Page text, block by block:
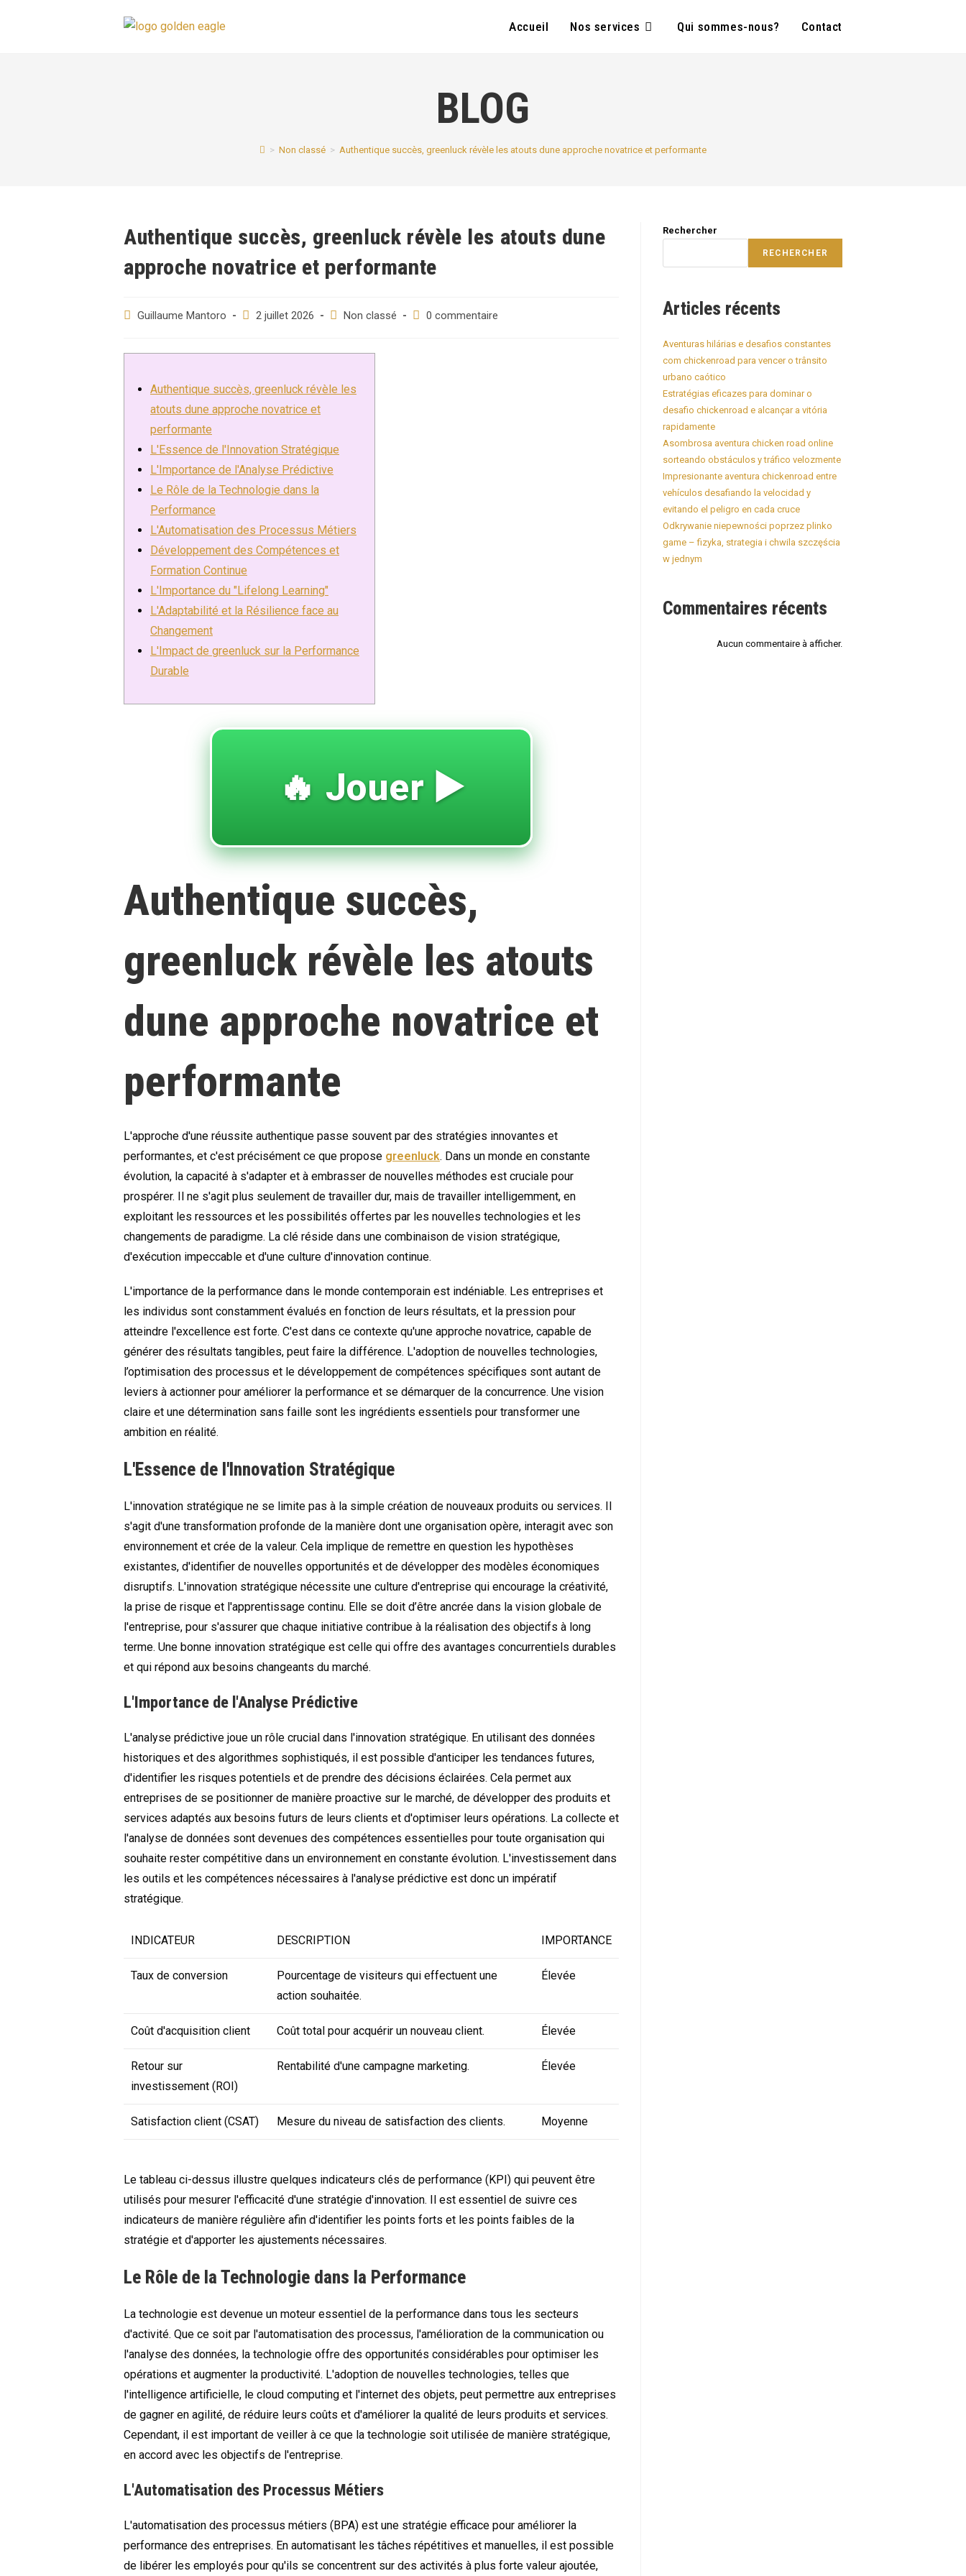
Accueil Nos services Qui sommes-nous? Contact
BLOG
> Non classé > Authentique succès, greenluck révèle les atouts dune approche novatrice et performante
Authentique succès, greenluck révèle les atouts dune
approche novatrice et performante
Auteur/autrice
Guillaume Mantoro
Post2 juillet 2026
PostNon classé
Post0 commentaire
Authentique succès, greenluck révèle les
atouts dune approche novatrice et
performante
L'Essence de l'Innovation Stratégique
L'Importance de l'Analyse Prédictive
Le Rôle de la Technologie dans la
Performance
L'Automatisation des Processus Métiers
Développement des Compétences et
Formation Continue
L'Importance du "Lifelong Learning"
L'Adaptabilité et la Résilience face au
Changement
L'Impact de greenluck sur la Performance
Durable
🔥 Jouer ▶️
Authentique succès,
greenluck révèle les atouts
dune approche novatrice et
performante
L'approche d'une réussite authentique passe souvent par des stratégies innovantes et
performantes, et c'est précisément ce que propose greenluck. Dans un monde en constante
évolution, la capacité à s'adapter et à embrasser de nouvelles méthodes est cruciale pour
prospérer. Il ne s'agit plus seulement de travailler dur, mais de travailler intelligemment, en
exploitant les ressources et les possibilités offertes par les nouvelles technologies et les
changements de paradigme. La clé réside dans une combinaison de vision stratégique,
d'exécution impeccable et d'une culture d'innovation continue.
L'importance de la performance dans le monde contemporain est indéniable. Les entreprises et
les individus sont constamment évalués en fonction de leurs résultats, et la pression pour
atteindre l'excellence est forte. C'est dans ce contexte qu'une approche novatrice, capable de
générer des résultats tangibles, peut faire la différence. L'adoption de nouvelles technologies,
l’optimisation des processus et le développement de compétences spécifiques sont autant de
leviers à actionner pour améliorer la performance et se démarquer de la concurrence. Une vision
claire et une détermination sans faille sont les ingrédients essentiels pour transformer une
ambition en réalité.
L'Essence de l'Innovation Stratégique
L'innovation stratégique ne se limite pas à la simple création de nouveaux produits ou services. Il
s'agit d'une transformation profonde de la manière dont une organisation opère, interagit avec son
environnement et crée de la valeur. Cela implique de remettre en question les hypothèses
existantes, d'identifier de nouvelles opportunités et de développer des modèles économiques
disruptifs. L'innovation stratégique nécessite une culture d'entreprise qui encourage la créativité,
la prise de risque et l'apprentissage continu. Elle se doit d’être ancrée dans la vision globale de
l'entreprise, pour s'assurer que chaque initiative contribue à la réalisation des objectifs à long
terme. Une bonne innovation stratégique est celle qui offre des avantages concurrentiels durables
et qui répond aux besoins changeants du marché.
L'Importance de l'Analyse Prédictive
L'analyse prédictive joue un rôle crucial dans l'innovation stratégique. En utilisant des données
historiques et des algorithmes sophistiqués, il est possible d'anticiper les tendances futures,
d'identifier les risques potentiels et de prendre des décisions éclairées. Cela permet aux
entreprises de se positionner de manière proactive sur le marché, de développer des produits et
services adaptés aux besoins futurs de leurs clients et d'optimiser leurs opérations. La collecte et
l'analyse de données sont devenues des compétences essentielles pour toute organisation qui
souhaite rester compétitive dans un environnement en constante évolution. L'investissement dans
les outils et les compétences nécessaires à l'analyse prédictive est donc un impératif
stratégique.
INDICATEUR DESCRIPTION IMPORTANCE
Taux de conversion
Pourcentage de visiteurs qui effectuent une
action souhaitée.
Élevée
Coût d'acquisition client Coût total pour acquérir un nouveau client. Élevée
Retour sur
investissement (ROI)
Rentabilité d'une campagne marketing. Élevée
Satisfaction client (CSAT) Mesure du niveau de satisfaction des clients. Moyenne
Le tableau ci-dessus illustre quelques indicateurs clés de performance (KPI) qui peuvent être
utilisés pour mesurer l'efficacité d'une stratégie d'innovation. Il est essentiel de suivre ces
indicateurs de manière régulière afin d'identifier les points forts et les points faibles de la
stratégie et d'apporter les ajustements nécessaires.
Le Rôle de la Technologie dans la Performance
La technologie est devenue un moteur essentiel de la performance dans tous les secteurs
d'activité. Que ce soit par l'automatisation des processus, l'amélioration de la communication ou
l'analyse des données, la technologie offre des opportunités considérables pour optimiser les
opérations et augmenter la productivité. L'adoption de nouvelles technologies, telles que
l'intelligence artificielle, le cloud computing et l'internet des objets, peut permettre aux entreprises
de gagner en agilité, de réduire leurs coûts et d'améliorer la qualité de leurs produits et services.
Cependant, il est important de veiller à ce que la technologie soit utilisée de manière stratégique,
en accord avec les objectifs de l'entreprise.
L'Automatisation des Processus Métiers
L'automatisation des processus métiers (BPA) est une stratégie efficace pour améliorer la
performance des entreprises. En automatisant les tâches répétitives et manuelles, il est possible
de libérer les employés pour qu'ils se concentrent sur des activités à plus forte valeur ajoutée,
Rechercher
RECHERCHER
Articles récents
Aventuras hilárias e desafios constantes
com chickenroad para vencer o trânsito
urbano caótico
Estratégias eficazes para dominar o
desafio chickenroad e alcançar a vitória
rapidamente
Asombrosa aventura chicken road online
sorteando obstáculos y tráfico velozmente
Impresionante aventura chickenroad entre
vehículos desafiando la velocidad y
evitando el peligro en cada cruce
Odkrywanie niepewności poprzez plinko
game – fizyka, strategia i chwila szczęścia
w jednym
Commentaires récents
Aucun commentaire à afficher.